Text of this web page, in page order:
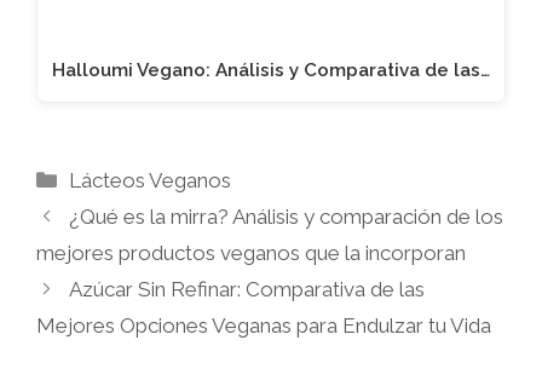
Halloumi Vegano: Análisis y Comparativa de las…
Categorías
Lácteos Veganos
¿Qué es la mirra? Análisis y comparación de los
mejores productos veganos que la incorporan
Azúcar Sin Refinar: Comparativa de las
Mejores Opciones Veganas para Endulzar tu Vida